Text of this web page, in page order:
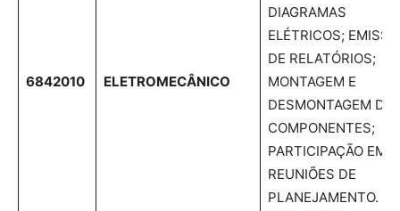
6842010 ELETROMECÂNICO
DIAGRAMAS
ELÉTRICOS;
DE RELATÓRIOS;
MONTAGEM E
DESMONTAGEM DE
COMPONENTES;
PARTICIPAÇÃO EM
REUNIÕES DE
PLANEJAMENTO.